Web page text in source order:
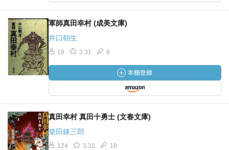
軍師真田幸村 (成美文庫)
井口朝生
19 3.31 6
真田幸村 真田十勇士 (文春文庫)
柴田錬三郎
124 3.32 18